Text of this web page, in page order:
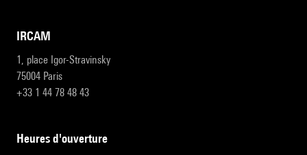
IRCAM
1, place Igor-Stravinsky
75004 Paris
+33 1 44 78 48 43
heures d'ouverture